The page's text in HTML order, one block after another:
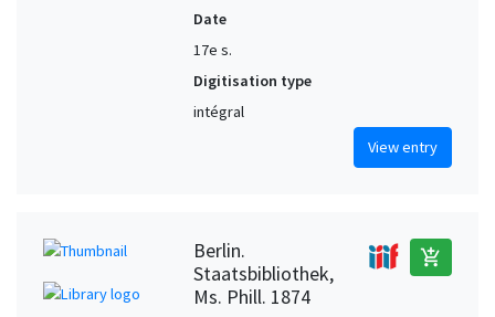
Date
17e s.
Digitisation type
intégral
View entry
Berlin.
Staatsbibliothek,
Ms. Phill. 1874
add_shopping_cart